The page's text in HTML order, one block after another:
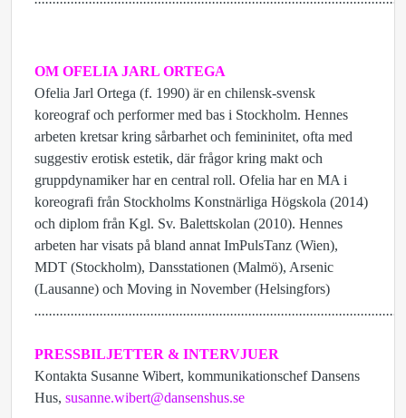
OM OFELIA JARL ORTEGA
Ofelia Jarl Ortega (f. 1990) är en chilensk-svensk
koreograf och performer med bas i Stockholm. Hennes
arbeten kretsar kring sårbarhet och femininitet, ofta med
suggestiv erotisk estetik, där frågor kring makt och
gruppdynamiker har en central roll. Ofelia har en MA i
koreografi från Stockholms Konstnärliga Högskola (2014)
och diplom från Kgl. Sv. Balettskolan (2010). Hennes
arbeten har visats på bland annat ImPulsTanz (Wien),
MDT (Stockholm), Dansstationen (Malmö), Arsenic
(Lausanne) och Moving in November (Helsingfors)
PRESSBILJETTER & INTERVJUER
Kontakta Susanne Wibert, kommunikationschef Dansens
Hus, susanne.wibert@dansenshus.se